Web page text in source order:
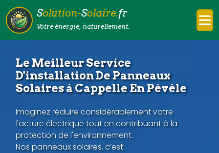
Solution-Solaire.fr
Votre énergie, naturellement.
Le Meilleur Service
D'installation De Panneaux
Solaires à Cappelle En Pévèle
Imaginez réduire considérablement votre
facture électrique tout en contribuant à la
protection de l'environnement.
Nos panneaux solaires, c’est :